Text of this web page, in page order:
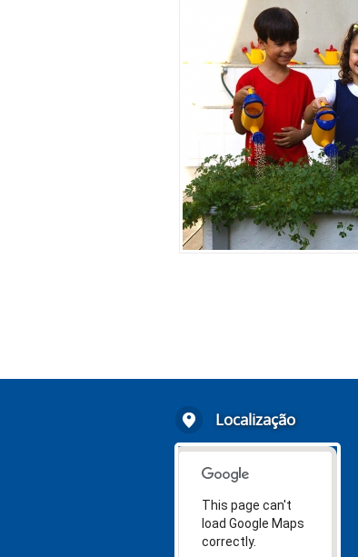
Localização
This page can't
load Google Maps
correctly.